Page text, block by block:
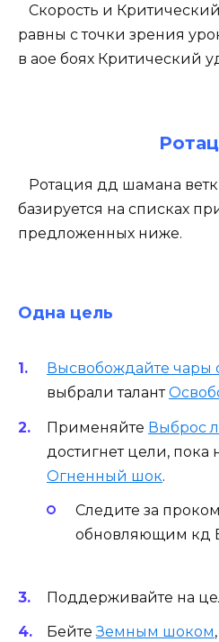
Скорость и
равны с точки зрения
в аое боях Критический
Ротация дд шамана
базируется на списках
предложенных ниже.
Одна цель
Высвобождайте чары
выбрали талант
Применяйте Выброс
достигнет цели, пока
Огненный шок.
Следите за проком
обновляющим кд
Поддерживайте на
БейтеЗемным шоком